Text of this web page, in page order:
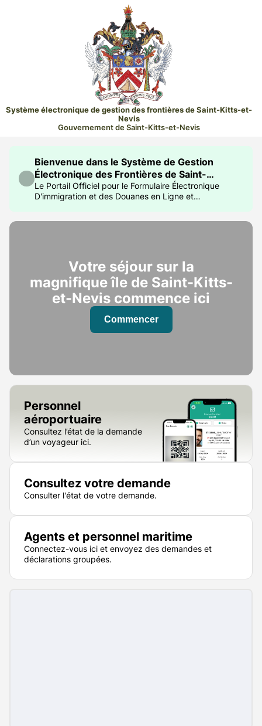
Système électronique de gestion des frontières de Saint-Kitts-et-
Nevis
Gouvernement de Saint-Kitts-et-Nevis
Bienvenue dans le Système de Gestion
Électronique des Frontières de Saint-
Christophe-et-Niévès
Le Portail Officiel pour le Formulaire Électronique
D'immigration et des Douanes en Ligne et
Votre séjour sur la
magnifique île de Saint-Kitts-
et-Nevis commence ici
Commencer
Personnel
aéroportuaire
Consultez l’état de la demande
d’un voyageur ici.
Consultez votre demande
Consulter l'état de votre demande.
Agents et personnel maritime
Connectez-vous ici et envoyez des demandes et
déclarations groupées.